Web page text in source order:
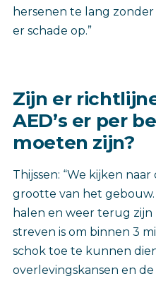
hersenen te lang
er schade op.”
Zijn er
AED’s er per
moeten zijn?
Thijssen: “We kijken
grootte van het gebouw.
halen en weer terug
streven is om binnen 3
schok toe te kunnen
overlevingskansen en